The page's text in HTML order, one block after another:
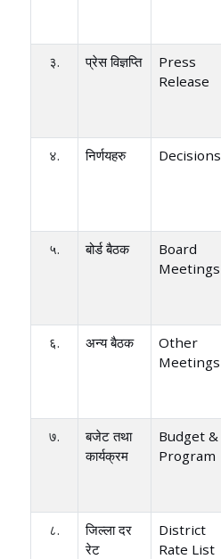
३. प्रेस विज्ञप्ति
Press
Release
४. निर्णयहरु Decisions
५. बोर्ड बैठक
Board
Meetings
६. अन्य बैठक
Other
Meetings
७.
बजेट तथा
कार्यक्रम
Budget &
Program
८.
जिल्ला दर
रेट
District
Rate List